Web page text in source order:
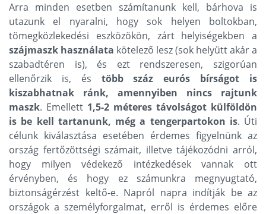
Arra minden esetben számítanunk kell, bárhova is
utazunk el nyaralni, hogy sok helyen boltokban,
tömegközlekedési eszközökön, zárt helyiségekben a
szájmaszk használata kötelező lesz (sok helyütt akár a
szabadtéren is), és ezt rendszeresen, szigorúan
ellenőrzik is, és több száz eurós bírságot is
kiszabhatnak ránk, amennyiben nincs rajtunk
maszk. Emellett 1,5-2 méteres távolságot külföldön
is be kell tartanunk, még a tengerpartokon is. Úti
célunk kiválasztása esetében érdemes figyelnünk az
ország fertőzöttségi számait, illetve tájékozódni arról,
hogy milyen védekező intézkedések vannak ott
érvényben, és hogy ez számunkra megnyugtató,
biztonságérzést keltő-e. Napról napra indítják be az
országok a személyforgalmat, erről is érdemes előre